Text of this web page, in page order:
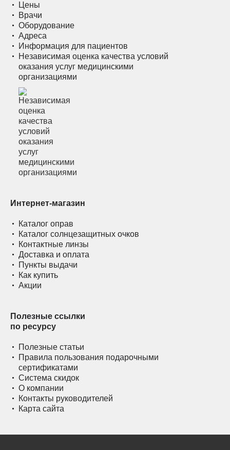
Цены
Врачи
Оборудование
Адреса
Информация для пациентов
Независимая оценка качества условий
оказания услуг медицинскими
организациями
Интернет-магазин
Каталог оправ
Каталог солнцезащитных очков
Контактные линзы
Доставка и оплата
Пункты выдачи
Как купить
Акции
Полезные ссылки
по ресурсу
Полезные статьи
Правила пользования подарочными
сертификатами
Система скидок
О компании
Контакты руководителей
Карта сайта